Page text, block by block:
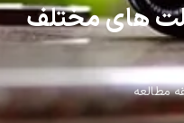
های مختلف